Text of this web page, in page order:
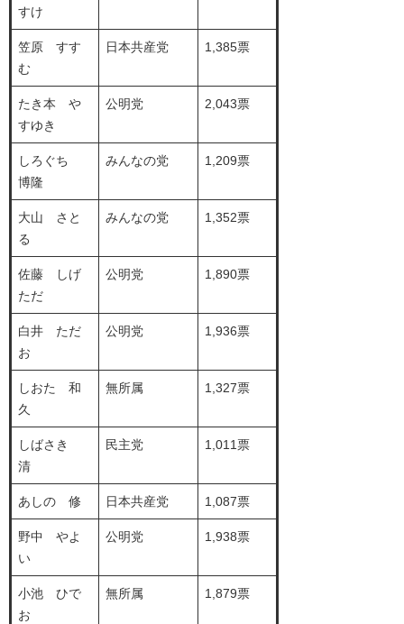
すけ
笠原 すす
む
日本共産党 1,385票
たき本 や
すゆき
公明党 2,043票
しろぐち
博隆
みんなの党 1,209票
大山 さと
る
みんなの党 1,352票
佐藤 しげ
ただ
公明党 1,890票
白井 ただ
お
公明党 1,936票
しおた 和
久
無所属 1,327票
しばさき
清
民主党 1,011票
あしの 修 日本共産党 1,087票
野中 やよ
い
公明党 1,938票
小池 ひで
お
無所属 1,879票